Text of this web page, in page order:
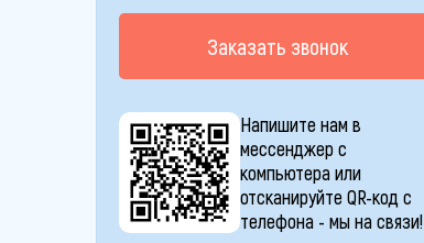
Заказать звонок
Напишите нам в
мессенджер с
компьютера или
отсканируйте QR-код с
телефона - мы на связи!